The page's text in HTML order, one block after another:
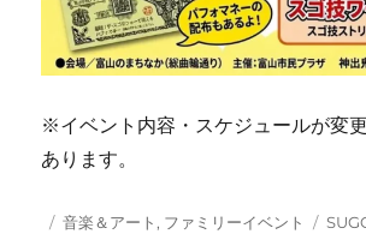
※イベント内容・スケジュールが変
あります。
投 カ
音楽＆アート , ファミリーイベント
タ